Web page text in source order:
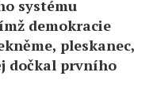
systému
demokracie
pleskanec,
dočkal prvního